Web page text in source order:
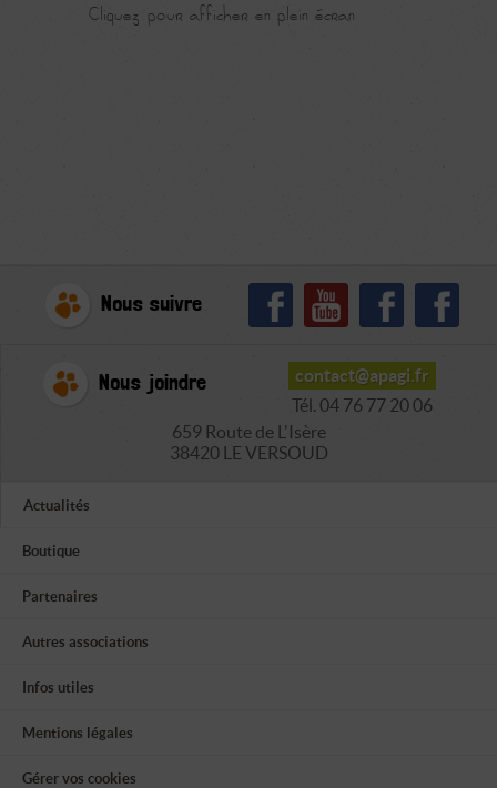
Nous suivre
Nous joindre
contact@apagi.fr
Tél. 04 76 77 20 06
659 Route de L'Isère
38420 LE VERSOUD
Actualités
Boutique
Partenaires
Autres associations
Infos utiles
Mentions légales
Gérer vos cookies